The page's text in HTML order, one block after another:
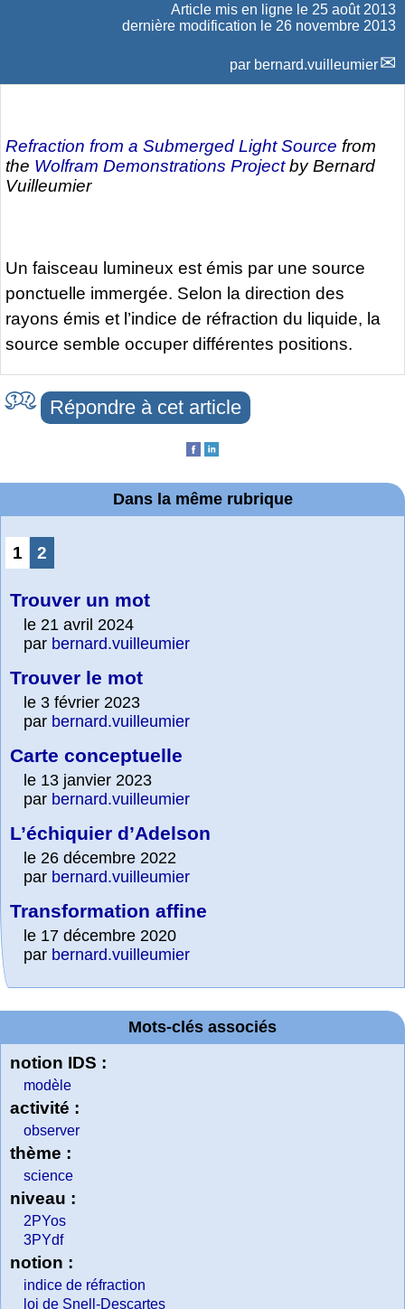
Article mis en ligne le 25 août 2013
dernière modification le 26 novembre 2013
par bernard.vuilleumier
Refraction from a Submerged Light Source from
the Wolfram Demonstrations Projectby Bernard
Vuilleumier
Un faisceau lumineux est émis par une source
ponctuelle immergée. Selon la direction des
rayons émis et l’indice de réfraction du liquide, la
source semble occuper différentes positions.
Répondre à cet article
Dans la même rubrique
1 2
Trouver un mot
le 21 avril 2024
par bernard.vuilleumier
Trouver le mot
le 3 février 2023
par bernard.vuilleumier
Carte conceptuelle
le 13 janvier 2023
par bernard.vuilleumier
L’échiquier d’Adelson
le 26 décembre 2022
par bernard.vuilleumier
Transformation affine
le 17 décembre 2020
par bernard.vuilleumier
Mots-clés associés
notion IDS :
modèle
activité :
observer
thème :
science
niveau :
2PYos
3PYdf
notion :
indice de réfraction
loi de Snell-Descartes